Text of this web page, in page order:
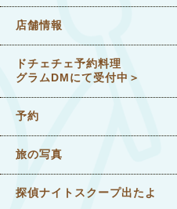
店舗情報
ドチェチェ予約料理 ＜
グラムDMにて受付中＞
予約
旅の写真
探偵ナイトスクープ出たよ